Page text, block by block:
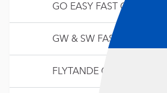
GO EASY FAST GLIDVALLA
GW & SW FAST GLIDVALLA
FLYTANDE GLIDVALLA